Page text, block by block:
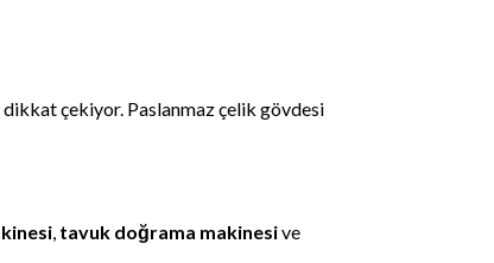
çekiyor. Paslanmaz çelik gövdesi
, tavuk doğrama makinesive